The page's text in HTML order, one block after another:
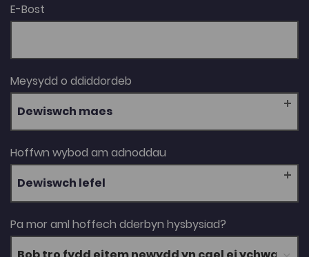
E-Bost
Meysydd o ddiddordeb
Dewiswch maes
Hoffwn wybod am adnoddau
Dewiswch lefel
Pa mor aml hoffech dderbyn hysbysiad?